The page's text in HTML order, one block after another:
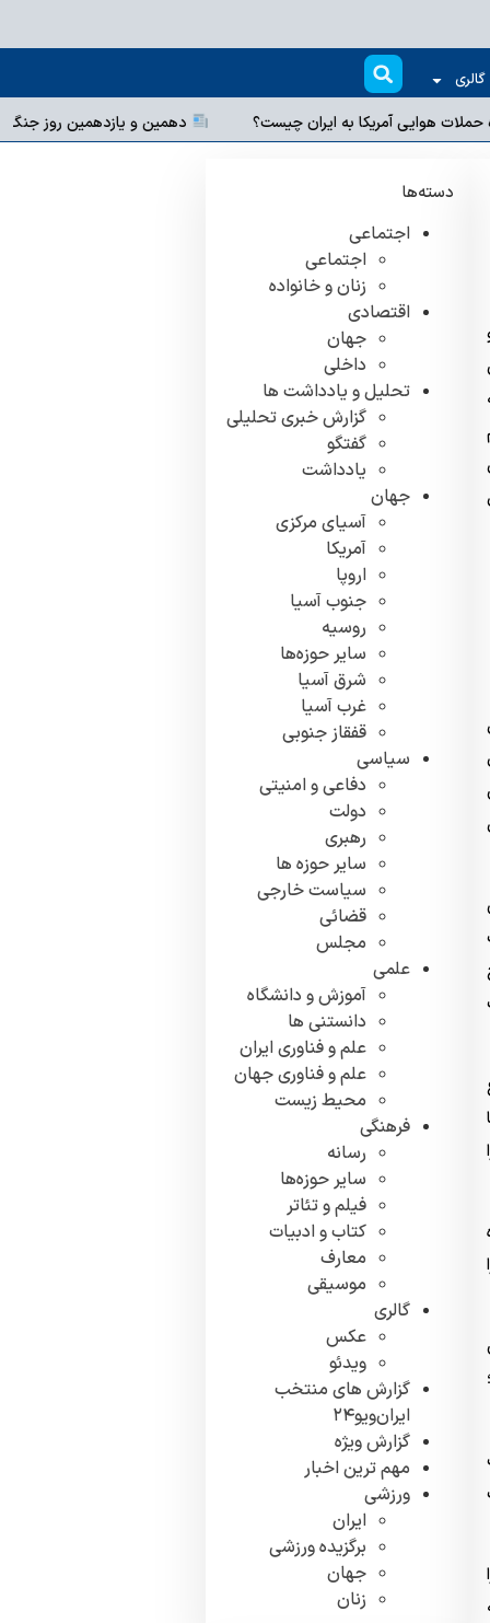
گالری
نقشه راه حملات هوایی آمریکا به ایران چیست؟ دهمین و
دسته‌ها
اجتماعی
اجتماعی
زنان و خانواده
اقتصادی
جهان
داخلی
تحلیل و یادداشت ها
گزارش خبری تحلیلی
گفتگو
یادداشت
جهان
آسیای مرکزی
آمریکا
اروپا
جنوب آسیا
روسیه
سایر حوزه‌ها
شرق آسیا
غرب آسیا
قفقاز جنوبی
سیاسی
دفاعی و امنیتی
دولت
رهبری
سایر حوزه ها
سیاست خارجی
قضائی
مجلس
علمی
آموزش و دانشگاه
دانستنی ها
علم و فناوری ایران
علم و فناوری جهان
محیط زیست
فرهنگی
رسانه
سایر حوزه‌ها
فیلم و تئاتر
کتاب و ادبیات
معارف
موسیقی
گالری
عکس
ویدئو
گزارش های منتخب
ایران‌ویو۲۴
گزارش ویژه
مهم ترین اخبار
ورزشی
ایران
برگزیده ورزشی
جهان
زنان